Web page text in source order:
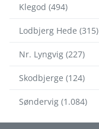
Klegod (494)
Lodbjerg Hede (315)
Nr. Lyngvig (227)
Skodbjerge (124)
Søndervig (1.084)